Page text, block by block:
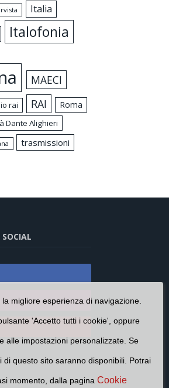
Italia
Italofonia
MAECI
rai RAI
Roma
Dante Alighieri
trasmissioni
migliore esperienza di navigazione.
'Accetto tutti i cookie', oppure
alle impostazioni personalizzate. Se
questo sito saranno disponibili. Potrai
momento, dalla pagina Cookie